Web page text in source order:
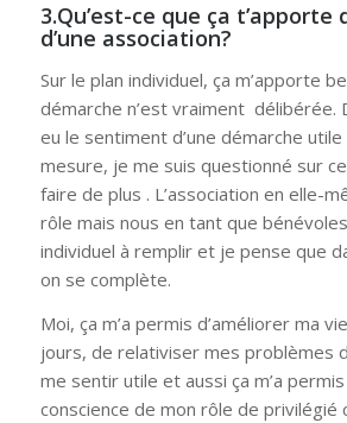
3.Qu’est-ce que ça
d’une association?
Sur le plan individuel, ça m’apporte
démarche n’est vraiment délibérée.
eu le sentiment d’une démarche
mesure, je me suis questionné sur
faire de plus . L’association en elle-
rôle mais nous en tant que
individuel à remplir et je pense que
on se complète.
Moi, ça m’a permis d’améliorer ma
jours, de relativiser mes problèmes
me sentir utile et aussi ça m’a
conscience de mon rôle de privilégié